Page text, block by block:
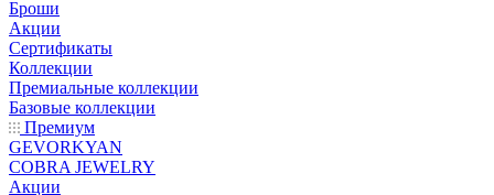
Броши
Акции
Сертификаты
Коллекции
Премиальные коллекции
Базовые коллекции
Премиум
GEVORKYAN
COBRA JEWELRY
Акции